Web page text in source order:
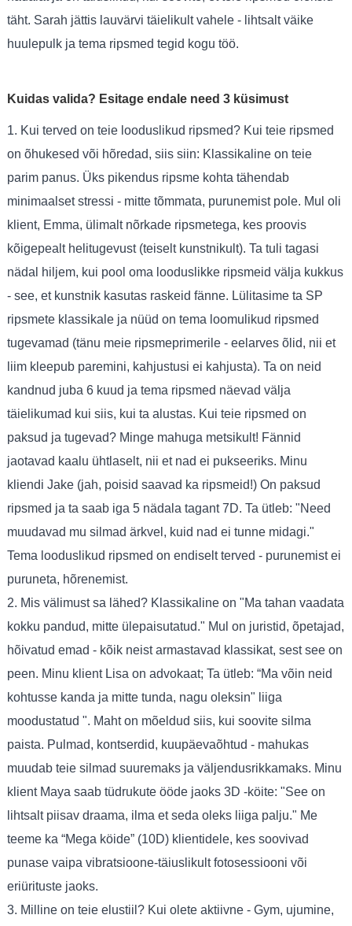
täht. Sarah jättis lauvärvi täielikult vahele - lihtsalt väike
huulepulk ja tema ripsmed tegid kogu töö.
Kuidas valida? Esitage endale need 3 küsimust
1. Kui terved on teie looduslikud ripsmed? Kui teie ripsmed
on õhukesed või hõredad, siis siin: Klassikaline on teie
parim panus. Üks pikendus ripsme kohta tähendab
minimaalset stressi - mitte tõmmata, purunemist pole. Mul oli
klient, Emma, ​​ülimalt nõrkade ripsmetega, kes proovis
kõigepealt helitugevust (teiselt kunstnikult). Ta tuli tagasi
nädal hiljem, kui pool oma looduslikke ripsmeid välja kukkus
- see, et kunstnik kasutas raskeid fänne. Lülitasime ta SP
ripsmete klassikale ja nüüd on tema loomulikud ripsmed
tugevamad (tänu meie ripsmeprimerile - eelarves õlid, nii et
liim kleepub paremini, kahjustusi ei kahjusta). Ta on neid
kandnud juba 6 kuud ja tema ripsmed näevad välja
täielikumad kui siis, kui ta alustas. Kui teie ripsmed on
paksud ja tugevad? Minge mahuga metsikult! Fännid
jaotavad kaalu ühtlaselt, nii et nad ei pukseeriks. Minu
kliendi Jake (jah, poisid saavad ka ripsmeid!) On paksud
ripsmed ja ta saab iga 5 nädala tagant 7D. Ta ütleb: "Need
muudavad mu silmad ärkvel, kuid nad ei tunne midagi."
Tema looduslikud ripsmed on endiselt terved - purunemist ei
puruneta, hõrenemist.
2. Mis välimust sa lähed? Klassikaline on "Ma tahan vaadata
kokku pandud, mitte ülepaisutatud." Mul on juristid, õpetajad,
hõivatud emad - kõik neist armastavad klassikat, sest see on
peen. Minu klient Lisa on advokaat; Ta ütleb: “Ma võin neid
kohtusse kanda ja mitte tunda, nagu oleksin" liiga
moodustatud ". Maht on mõeldud siis, kui soovite silma
paista. Pulmad, kontserdid, kuupäevaõhtud - mahukas
muudab teie silmad suuremaks ja väljendusrikkamaks. Minu
klient Maya saab tüdrukute ööde jaoks 3D -köite: "See on
lihtsalt piisav draama, ilma et seda oleks liiga palju." Me
teeme ka “Mega köide” (10D) klientidele, kes soovivad
punase vaipa vibratsioone-täiuslikult fotosessiooni või
eriürituste jaoks.
3. Milline on teie elustiil? Kui olete aktiivne - Gym, ujumine,